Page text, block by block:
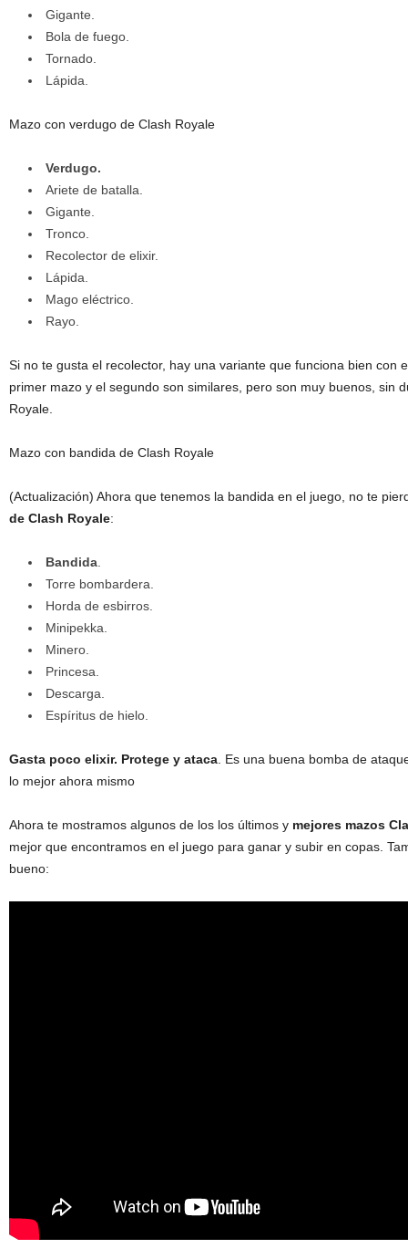
Gigante.
Bola de fuego.
Tornado.
Lápida.
Mazo con verdugo de Clash Royale
Verdugo.
Ariete de batalla.
Gigante.
Tronco.
Recolector de elixir.
Lápida.
Mago eléctrico.
Rayo.
Si no te gusta el recolector, hay una variante que funciona bien con
primer mazo y el segundo son similares, pero son muy buenos, sin
Royale.
Mazo con bandida de Clash Royale
(Actualización) Ahora que tenemos la bandida en el juego, no te
de Clash Royale:
Bandida.
Torre bombardera.
Horda de esbirros.
Minipekka.
Minero.
Princesa.
Descarga.
Espíritus de hielo.
Gasta poco elixir. Protege y ataca. Es una buena bomba de
lo mejor ahora mismo
Ahora te mostramos algunos de los los últimos y mejores mazos
mejor que encontramos en el juego para ganar y subir en copas.
bueno: